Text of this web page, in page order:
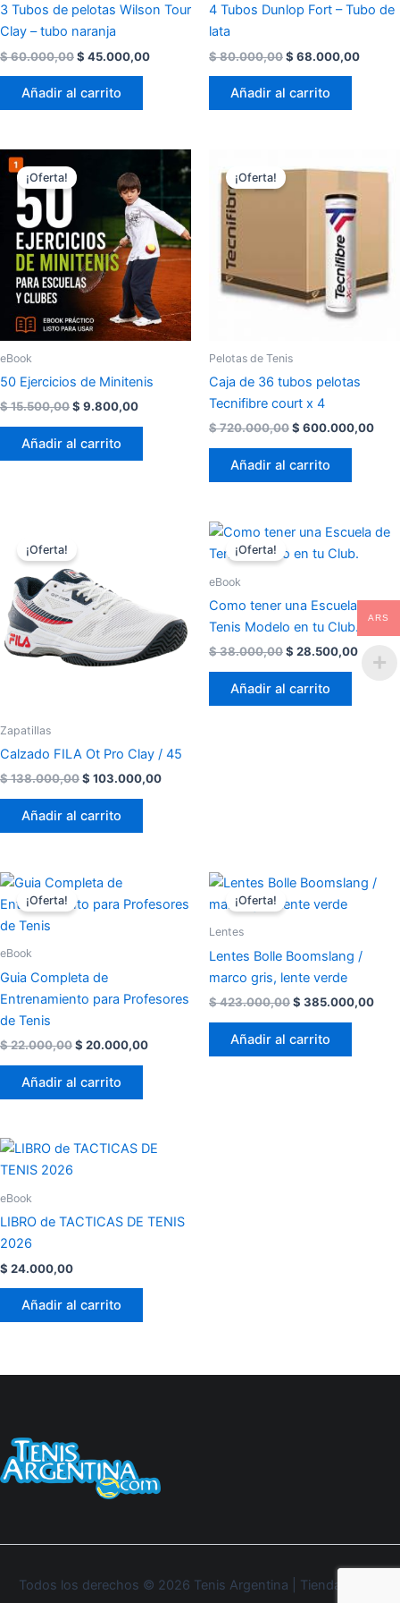
3 Tubos de pelotas Wilson Tour
Clay – tubo naranja
$60.000,00$ 45.000,00
Añadir al carrito
4 Tubos Dunlop Fort – Tubo de
lata
$80.000,00$ 68.000,00
Añadir al carrito
¡Oferta!
eBook
50 Ejercicios de Minitenis
$15.500,00
precio
original
$ 15.500,00.
$ 9.800,00
precio
actual
es:
$ 9.800,00.
Añadir al carrito
¡Oferta!
Pelotas de Tenis
Caja de 36 tubos pelotas
Tecnifibre court x 4
$720.000,00
precio
$ 720.000,00.
$ 600.000,00
Añadir al carrito
¡Oferta!
Zapatillas
Calzado FILA Ot Pro Clay / 45
$138.000,00
era:
$ 138.000,00.
$ 103.000,00
$ 103.000,00.
Añadir al carrito
¡Oferta!
eBook
Como tener una Escuela de
Tenis Modelo en tu Club.
$38.000,00
El
original
$ 28.500,00
El
actual
Añadir al carrito
¡Oferta!
eBook
Guia Completa de
Entrenamiento para Profesores
de Tenis
$22.000,00
El
precio
original
$ 20.000,00
actual
$ 20.000,00.
Añadir al carrito
¡Oferta!
Lentes
Lentes Bolle Boomslang /
marco gris, lente verde
$423.000,00
El
original
$ 385.000,00
El
Añadir al carrito
eBook
LIBRO de TACTICAS DE TENIS
2026
$ 24.000,00
Añadir al carrito
Todos los derechos © 2026 Tenis Argentina | Tienda Oficial
ARS